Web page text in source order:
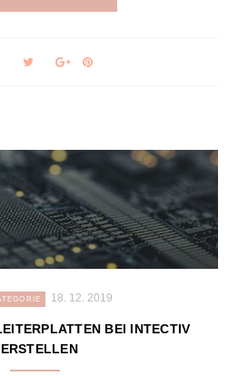
18. 12. 2019
BEI INTECTIV